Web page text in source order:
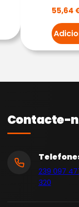
55,64
Contacte-
239 097
320